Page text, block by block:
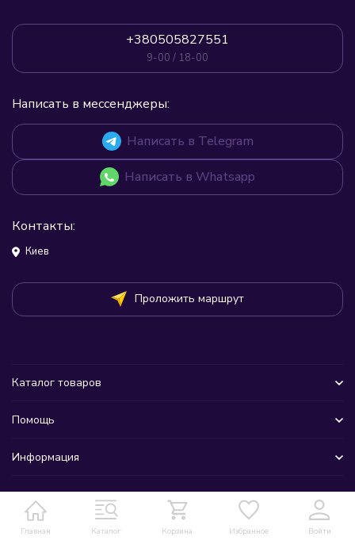
Главная Каталог Корзина Избранное Войти
+380505827551
9-00 / 18-00
Написать в мессенджеры:
Написать в Telegram
Написать в Whatsapp
Контакты:
Киев
Проложить маршрут
Каталог товаров
Помощь
Информация